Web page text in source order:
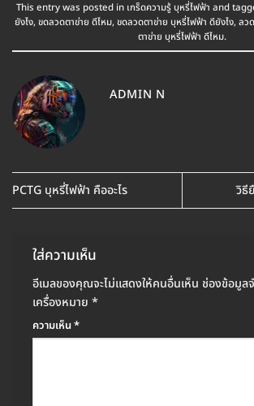
This entry was posted in เกร็ดความรู้ บุหรี่ไฟฟ้า and
ยังไง, ขดลวดตาข่าย ดีไหม, ขดลวดตาข่าย บุหรี่ไฟฟ้า ดียังไง, ลว
ตาข่าย บุหรี่ไฟฟ้า ดีไหม.
ADMIN N
PCTG บุหรี่ไฟฟ้า คืออะไร วิธี
ใส่ความเห็น
อีเมลของคุณจะไม่แสดงให้คนอื่นเห็น ช่องข้อมูล
เครื่องหมาย *
ความเห็น*